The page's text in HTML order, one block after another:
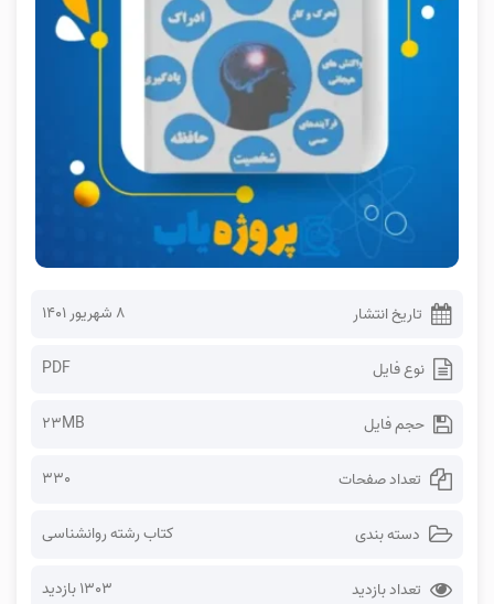
تاریخ انتشار ۸ شهریور ۱۴۰۱
نوع فایل PDF
حجم فایل 23MB
تعداد صفحات 330
دسته بندی کتاب رشته روانشناسی
تعداد بازدید 1303 بازدید